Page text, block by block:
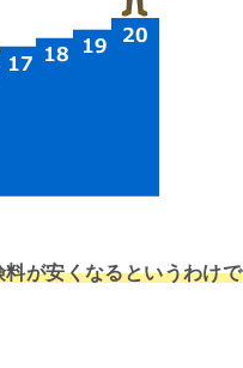
が安くなるというわけで